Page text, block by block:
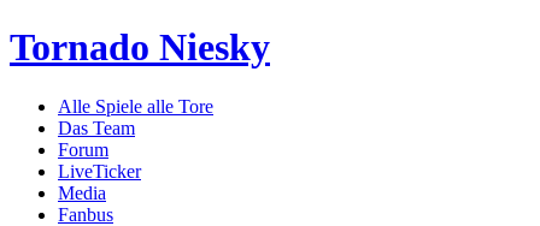
Tornado Niesky
Alle Spiele alle Tore
Das Team
Forum
LiveTicker
Media
Fanbus